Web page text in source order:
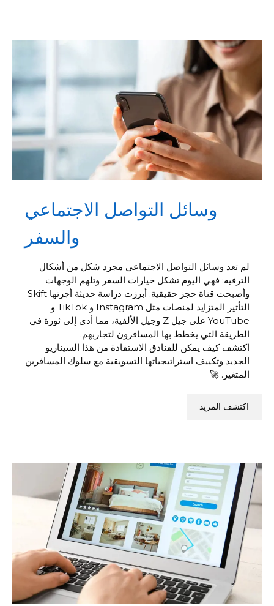
وسائل التواصل الاجتماعي
والسفر
لم تعد وسائل التواصل الاجتماعي مجرد شكل من أشكال
الترفيه: فهي اليوم تشكل خيارات السفر وتلهم الوجهات
وأصبحت قناة حجز حقيقية. أبرزت دراسة حديثة أجرتها Skift
التأثير المتزايد لمنصات مثل Instagram و TikTok و
YouTube على جيل Z وجيل الألفية، مما أدى إلى ثورة في
الطريقة التي يخطط بها المسافرون لتجاربهم.
اكتشف كيف يمكن للفنادق الاستفادة من هذا السيناريو
الجديد وتكييف استراتيجياتها التسويقية مع سلوك المسافرين
المتغير. 🚀
اكتشف المزيد